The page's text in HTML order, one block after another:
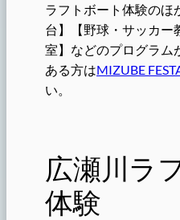
ラフトボート体験のほ
台】【野球・サッカー
室】などのプログラム
ある方はMIZUBE
い。
広瀬川ラ
体験